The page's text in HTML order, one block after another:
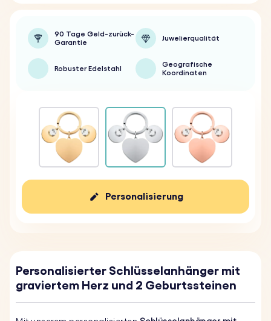
90 Tage Geld-zurück-
Garantie
Juwelierqualität
Robuster Edelstahl
Geografische
Koordinaten
Personalisierung
Personalisierter Schlüsselanhänger mit
graviertem Herz und 2 Geburtssteinen